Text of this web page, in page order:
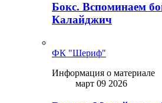
Бокс. Вспоминаем
Калайджич
ФК "Шериф"
Информация о материале
март 09 2026